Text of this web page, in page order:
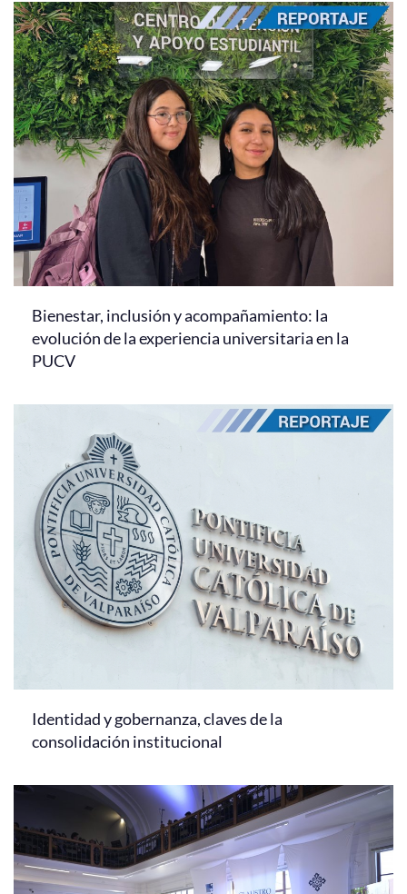
Bienestar, inclusión y acompañamiento: la
evolución de la experiencia universitaria en la
PUCV
Identidad y gobernanza, claves de la
consolidación institucional